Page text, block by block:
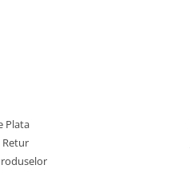
Plata
Retur